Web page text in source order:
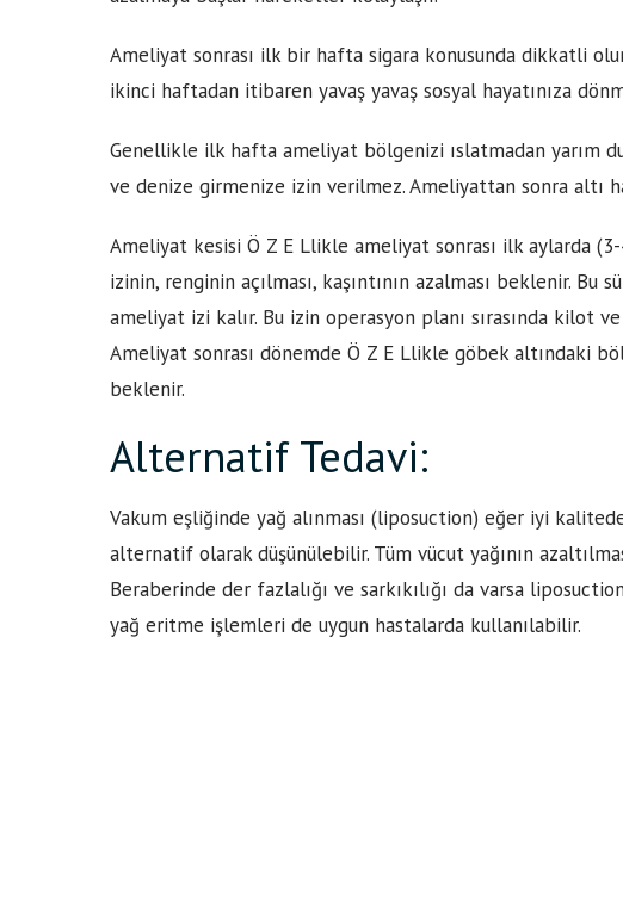
Ameliyat sonrası ilk bir hafta sigara konusunda dikkatli
ikinci haftadan itibaren yavaş yavaş sosyal hayatınıza
Genellikle ilk hafta ameliyat bölgenizi ıslatmadan yarım
ve denize girmenize izin verilmez. Ameliyattan sonra altı
Ameliyat kesisi Ö Z E Llikle ameliyat sonrası ilk aylarda
izinin, renginin açılması, kaşıntının azalması beklenir.
ameliyat izi kalır. Bu izin operasyon planı sırasında kilot
Ameliyat sonrası dönemde Ö Z E Llikle göbek altındaki
beklenir.
Alternatif Tedavi:
Vakum eşliğinde yağ alınması (liposuction) eğer iyi
alternatif olarak düşünülebilir. Tüm vücut yağının
Beraberinde der fazlalığı ve sarkıkılığı da varsa
yağ eritme işlemleri de uygun hastalarda kullanılabilir.